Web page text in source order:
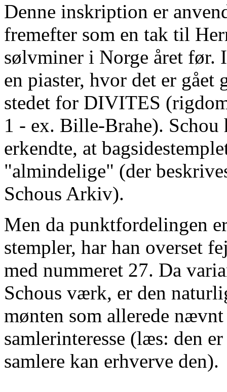
Denne inskription er
fremefter som en tak til
sølvminer i Norge året før.
en piaster, hvor det er
stedet for DIVITES
1 - ex. Bille-Brahe). Schou
erkendte, at
"almindelige" (der
Schous Arkiv).
Men da punktfordelingen
stempler, har han overset
med nummeret 27. Da
Schous værk, er den
mønten som allerede
samlerinteresse (læs: den
samlere kan erhverve den).